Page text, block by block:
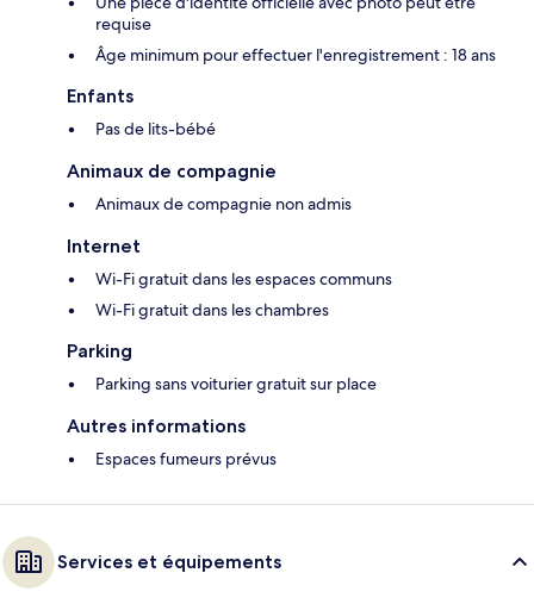
requise
Âge minimum pour effectuer l'enregistrement : 18 ans
Enfants
Pas de lits-bébé
Animaux de compagnie
Animaux de compagnie non admis
Internet
Wi-Fi gratuit dans les espaces communs
Wi-Fi gratuit dans les chambres
Parking
Parking sans voiturier gratuit sur place
Autres informations
Espaces fumeurs prévus
Services et équipements